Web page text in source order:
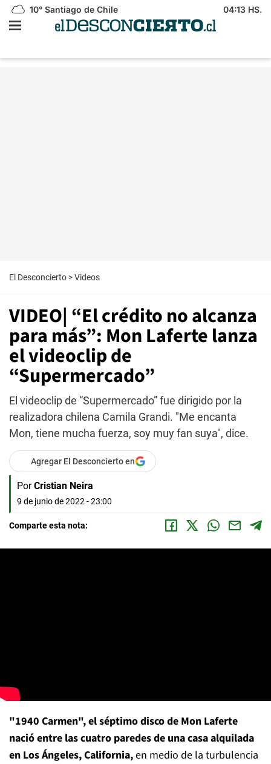
10° Santiago de Chile 04:13 HS.
El Desconcierto >Videos
VIDEO| “El crédito no alcanza
para más”: Mon Laferte lanza
el videoclip de
“Supermercado”
El videoclip de “Supermercado” fue dirigido por la
realizadora chilena Camila Grandi. "Me encanta
Mon, tiene mucha fuerza, soy muy fan suya", dice.
Agregar El Desconcierto en
Por Cristian Neira
9 de junio de 2022 - 23:00
Comparte esta nota:
"1940 Carmen", el séptimo disco de Mon Laferte
nació entre las cuatro paredes de una casa alquilada
en Los Ángeles, California,en medio de la turbulencia